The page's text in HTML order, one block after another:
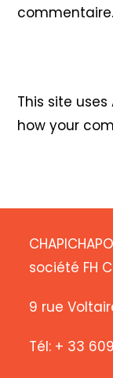
commentaire.
This site
how your
société FH
9 rue
Tél: + 33